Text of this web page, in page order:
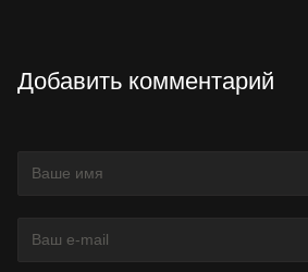
Добавить комментарий